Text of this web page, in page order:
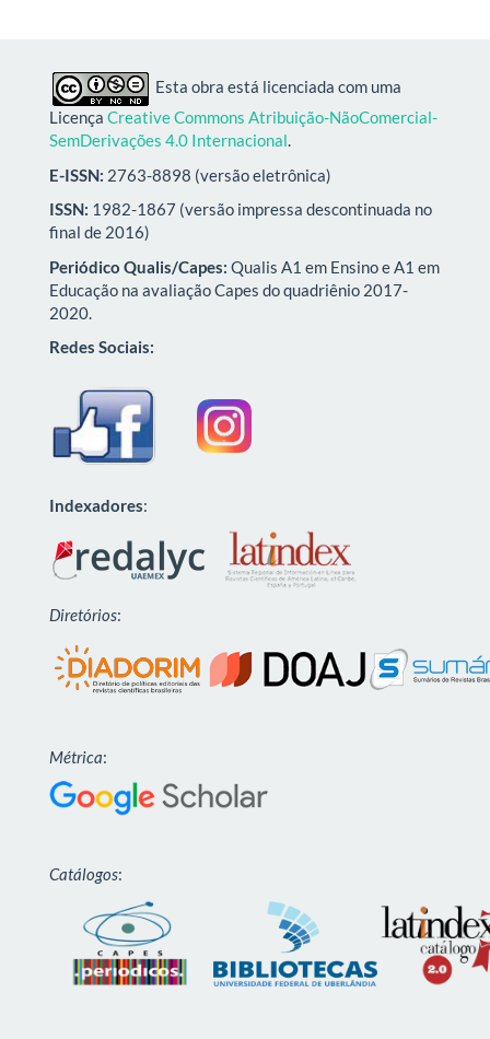
Esta obra está licenciada com uma
Licença Creative Commons Atribuição-NãoComercial-
SemDerivações 4.0 Internacional.
E-ISSN: 2763-8898 (versão eletrônica)
ISSN: 1982-1867 (versão impressa descontinuada no
final de 2016)
Periódico Qualis/Capes: Qualis A1 em Ensino e A1 em
Educação na avaliação Capes do quadriênio 2017-
2020.
Redes Sociais:
Indexadores:
Diretórios:
Métrica:
Catálogos: